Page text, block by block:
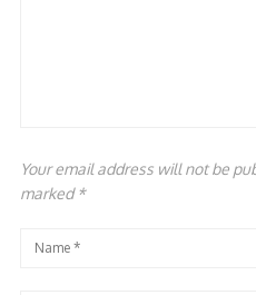
Your email address will not be
marked*